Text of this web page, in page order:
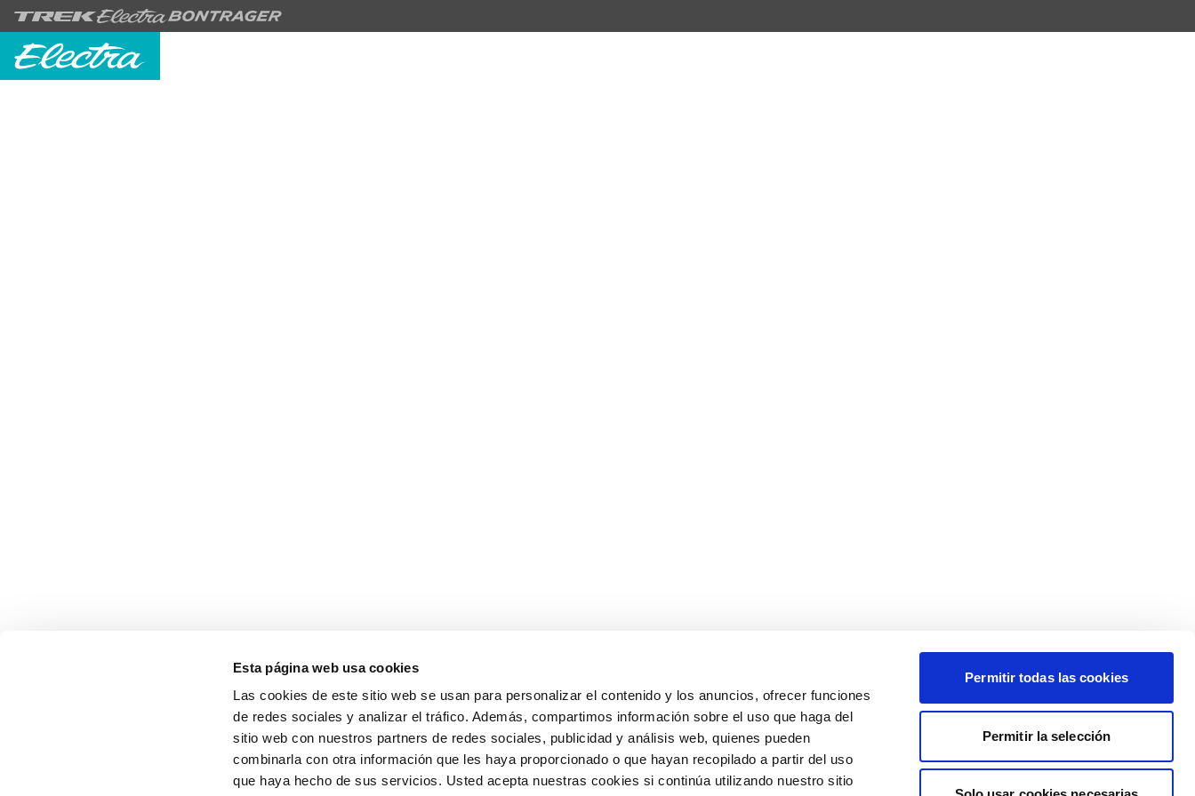
Esta página web usa cookies
Las cookies de este sitio web se usan para personalizar el contenido y los anuncios, ofrecer funciones
de redes sociales y analizar el tráfico. Además, compartimos información sobre el uso que haga del
sitio web con nuestros partners de redes sociales, publicidad y análisis web, quienes pueden
combinarla con otra información que les haya proporcionado o que hayan recopilado a partir del uso
que haya hecho de sus servicios. Usted acepta nuestras cookies si continúa utilizando nuestro sitio
Permitir todas las cookies
Permitir la selección